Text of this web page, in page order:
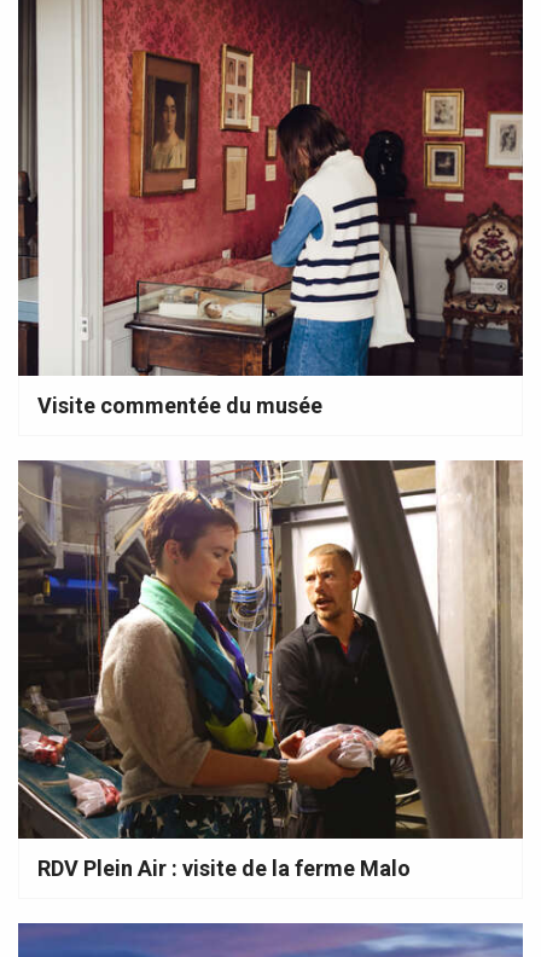
Visite commentée du musée
RDV Plein Air : visite de la ferme Malo